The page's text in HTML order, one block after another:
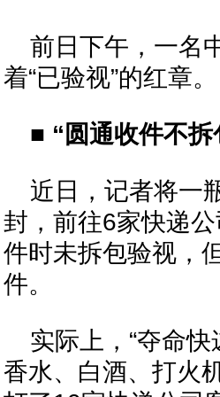
前日下午，一名
着“已验视”的红章。
■ “圆通收件不
近日，记者将一
封，前往6家快递
件时未拆包验视，
件。
实际上，“夺命
香水、白酒、打火